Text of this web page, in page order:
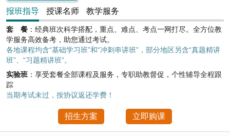
报班指导
授课名师 教学服务
套 餐 ：经典班次科学搭配，重点、难点、考点一网打尽。全方位教
学服务高效备考，助您通过考试。
各地课程均含“基础学习班”和“冲刺串讲班”，部分地区另含“真题精讲
班”、“习题精讲班”。
实验班 ：享受套餐全部课程及服务，专职助教督促，个性辅导全程跟
踪
当期考试未过，按协议返还学费！
招生方案 立即购课